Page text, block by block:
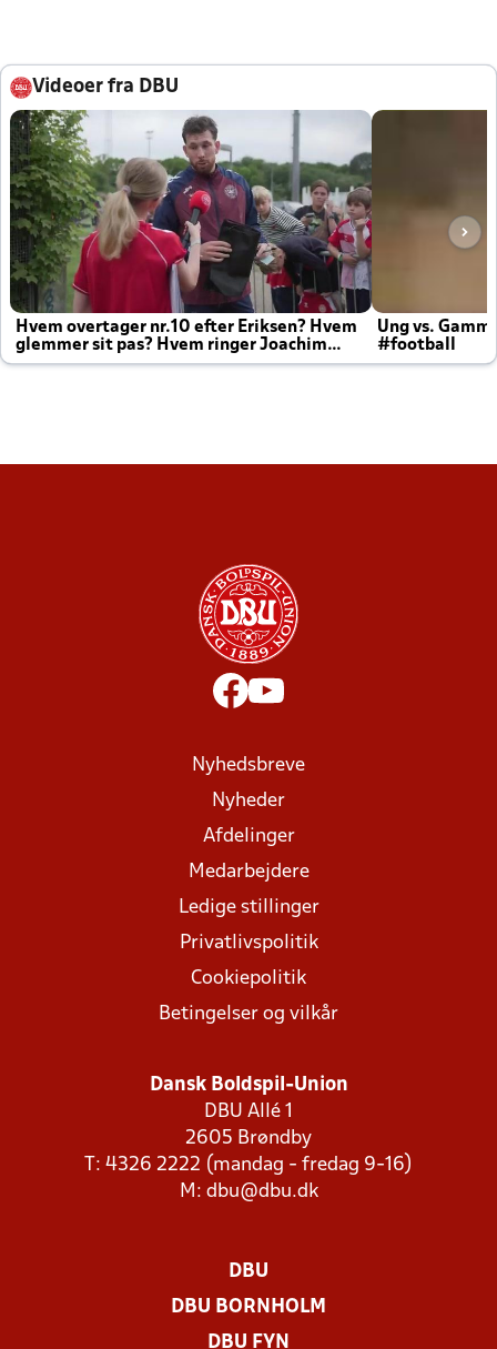
Videoer fra DBU
Hvem overtager nr.10 efter Eriksen? Hvem
glemmer sit pas? Hvem ringer Joachim
altid til efter kampe?
Ung vs.
#football
Nyhedsbreve
Nyheder
Afdelinger
Medarbejdere
Ledige stillinger
Privatlivspolitik
Cookiepolitik
Betingelser og vilkår
Dansk Boldspil-Union
DBU Allé 1
2605 Brøndby
T: 4326 2222 (mandag - fredag 9-16)
M: dbu@dbu.dk
DBU
DBU BORNHOLM
DBU FYN